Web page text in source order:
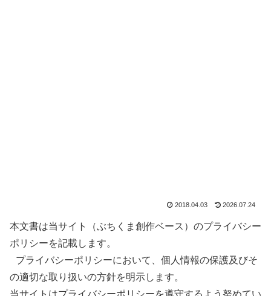
2018.04.03 2026.07.24
本文書は当サイト（ぶちくま創作ベース）のプライバシー
ポリシーを記載します。
プライバシーポリシーにおいて、個人情報の保護及びそ
の適切な取り扱いの方針を明示します。